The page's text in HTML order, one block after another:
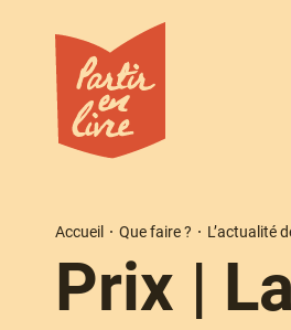
contenu
principal
d'Ariane
Accueil Que faire ? L’actualité
Prix |